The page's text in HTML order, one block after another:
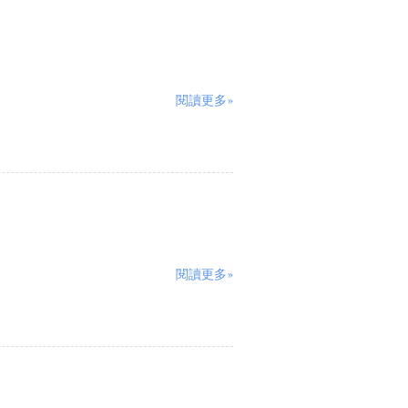
閱讀更多»
閱讀更多»